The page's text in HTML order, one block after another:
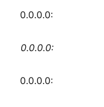
0.0.0.0:
0.0.0.0:
0.0.0.0: